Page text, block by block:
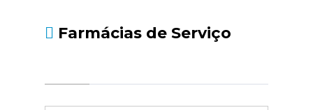
Farmácias de Serviço